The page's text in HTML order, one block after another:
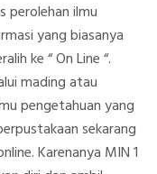
perolehan ilmu
yang biasanya
ke“On Line“.
mading atau
pengetahuan yang
sekarang
Karenanya MIN 1